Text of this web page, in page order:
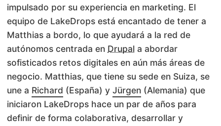
impulsado por su experiencia en marketing. El
equipo de LakeDrops está encantado de tener a
Matthias a bordo, lo que ayudará a la red de
autónomos centrada en Drupal a abordar
sofisticados retos digitales en aún más áreas de
negocio. Matthias, que tiene su sede en Suiza, se
une a Richard (España) y Jürgen (Alemania) que
iniciaron LakeDrops hace un par de años para
definir de forma colaborativa, desarrollar y